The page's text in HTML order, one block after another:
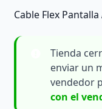
Cable Flex Pantalla
Tienda
enviar un
vendedor
con el